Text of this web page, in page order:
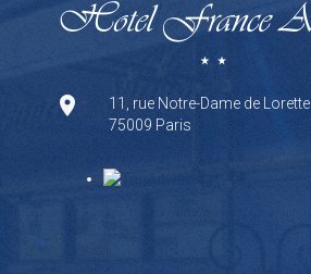
11, rue Notre-Dame de Lorette
75009 Paris